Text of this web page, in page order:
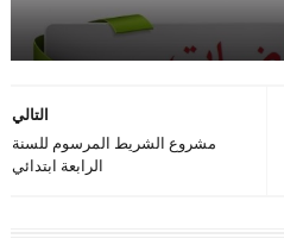
التالي
مشروع الشريط المرسوم للسنة
الرابعة ابتدائي